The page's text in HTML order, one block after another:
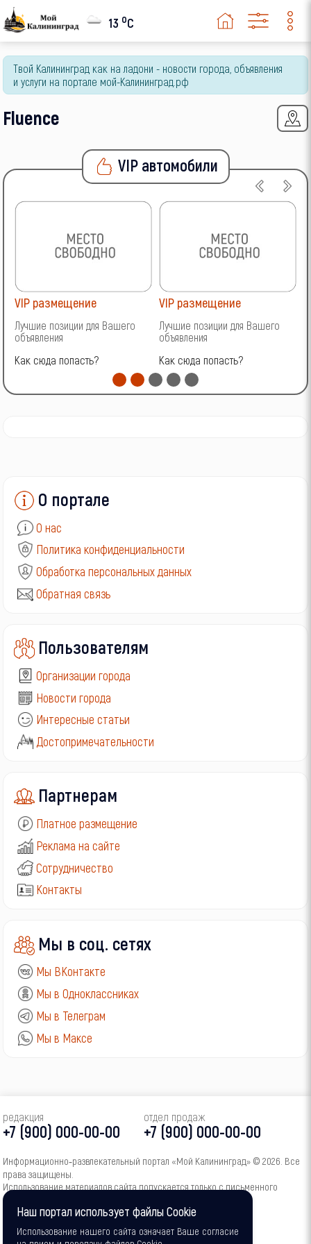
Rapid
Safrane
Sandero
Symbol
Trafic
SsangYong
Subaru
Suzuki
Toyota
13 oC
Твой Калининград как на ладони - новости города, объявления
и услуги на портале мой-Калининград.рф
Fluence
VIP автомобили
VIP размещение
Лучшие позиции для Вашего
объявления
Как сюда попасть?
VIP размещение
Лучшие позиции для Вашего
объявления
Как сюда попасть?
О портале
О нас
Политика конфиденциальности
Обработка персональных данных
Обратная связь
Пользователям
Организации города
Новости города
Интересные статьи
Достопримечательности
Партнерам
Платное размещение
Реклама на сайте
Сотрудничество
Контакты
Мы в соц. сетях
Мы ВКонтакте
Мы в Одноклассниках
Мы в Телеграм
Мы в Максе
редакция
+7 (900) 000-00-00
отдел продаж
+7 (900) 000-00-00
Информационно‑развлекательный портал «Мой Калининград» © 2026. Все
права защищены.
Использование материалов сайта допускается только с письменного
согласия администрации портала.
16+
Наш портал использует файлы Cookie
Использование нашего сайта означает Ваше согласие